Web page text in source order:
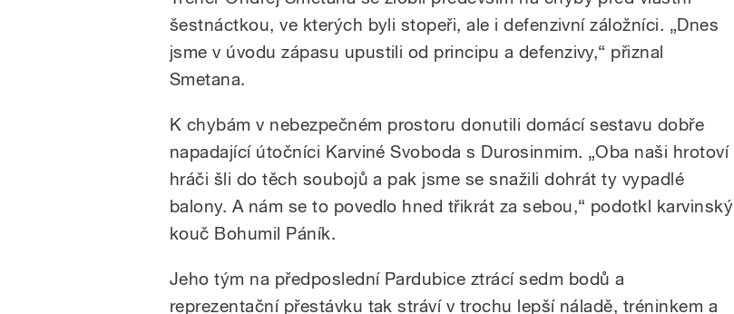
šestnáctkou, ve kterých byli stopeři, ale i defenzivní záložníci. „Dnes
jsme v úvodu zápasu upustili od principu a defenzivy,“ přiznal
Smetana.
K chybám v nebezpečném prostoru donutili domácí sestavu dobře
napadající útočníci Karviné Svoboda s Durosinmim. „Oba naši hrotoví
hráči šli do těch soubojů a pak jsme se snažili dohrát ty vypadlé
balony. A nám se to povedlo hned třikrát za sebou,“ podotkl karvinský
kouč Bohumil Páník.
Jeho tým na předposlední Pardubice ztrácí sedm bodů a
reprezentační přestávku tak stráví v trochu lepší náladě, tréninkem a